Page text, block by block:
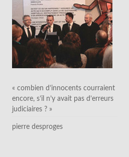
« combien d’innocents courraient
encore, s’il n’y avait pas d’erreurs
judiciaires ? »
pierre desproges